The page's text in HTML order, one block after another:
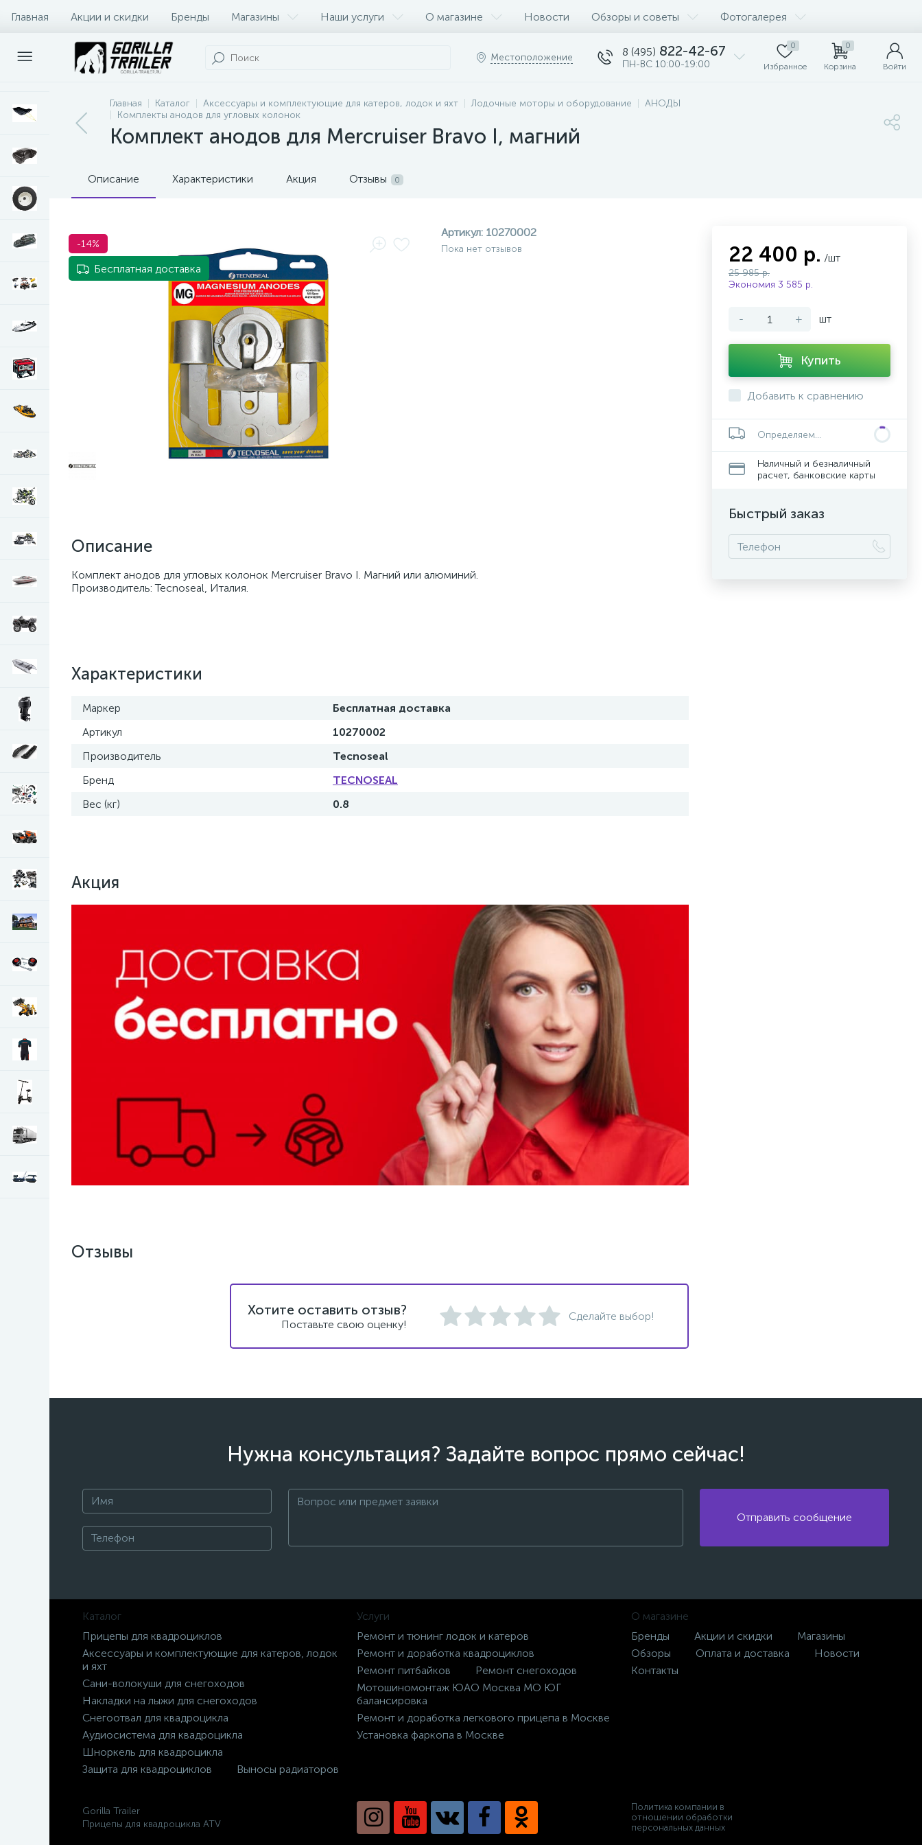
Главная Акции и скидки Бренды Магазины Наши услуги О магазине Новости Обзоры и советы Фотогалерея
Оплата и доставка Контакты
Местоположение 8 (495) 822-42-67
ПН-ВС 10:00-19:00
0
Избранное
0
Корзина Войти
Главная Каталог Аксессуары и комплектующие для катеров, лодок и яхт Лодочные моторы и оборудование
АНОДЫ
Комплекты анодов для угловых колонок
Комплект анодов для Mercruiser Bravo I, магний
Описание Характеристики Акция Отзывы 0
-14%
Бесплатная доставка
Артикул: 10270002
Пока нет отзывов
Описание
Комплект анодов для угловых колонок Mercruiser Bravo I. Магний или алюминий.
Производитель: Tecnoseal, Италия.
Характеристики
Маркер
Бесплатная доставка
Артикул
10270002
Производитель
Tecnoseal
Бренд
TECNOSEAL
Вес (кг)
0.8
Акция
22 400 р. /шт
25 985 р.
Экономия 3 585 р.
- + шт
Купить
Добавить к сравнению
Определяем...
Наличный и безналичный
расчет, банковские карты
Быстрый заказ
Отзывы
Хотите оставить отзыв?
Поставьте свою оценку!
Сделайте выбор!
Нужна консультация? Задайте вопрос прямо сейчас!
Отправить сообщение
Каталог
Прицепы для квадроциклов
Аксессуары и комплектующие для катеров, лодок
и яхт
Сани-волокуши для снегоходов
Накладки на лыжи для снегоходов
Снегоотвал для квадроцикла
Аудиосистема для квадроцикла
Шноркель для квадроцикла
Защита для квадроциклов
Выносы радиаторов
Услуги
Ремонт и тюнинг лодок и катеров
Ремонт и доработка квадроциклов
Ремонт питбайков
Ремонт снегоходов
Мотошиномонтаж ЮАО Москва МО ЮГ
балансировка
Ремонт и доработка легкового прицепа в Москве
Установка фаркопа в Москве
О магазине
Бренды
Акции и скидки
Магазины
Обзоры
Оплата и доставка
Новости
Контакты
Gorilla Trailer
Прицепы для квадроцикла ATV
Политика компании в
отношении обработки
персональных данных